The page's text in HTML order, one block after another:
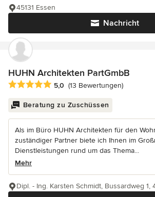
Nachricht
45131 Essen
HUHN Architekten PartGmbB
Durchschnittliche Bewertung: 5 von 5
5,0 (13 Bewertungen)
Beratung zu Zuschüssen
Als im Büro HUHN Architekten für den
zuständiger Partner biete ich Ihnen im
Dienstleistungen rund um das Thema...
Mehr
Dipl. - Ing. Karsten Schmidt, Bussardweg 1,